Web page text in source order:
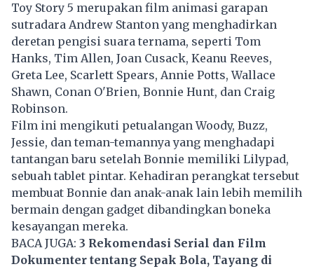
Toy Story 5 merupakan film animasi garapan
sutradara Andrew Stanton yang menghadirkan
deretan pengisi suara ternama, seperti Tom
Hanks, Tim Allen, Joan Cusack, Keanu Reeves,
Greta Lee, Scarlett Spears, Annie Potts, Wallace
Shawn, Conan O'Brien, Bonnie Hunt, dan Craig
Robinson.
Film ini mengikuti petualangan Woody, Buzz,
Jessie, dan teman-temannya yang menghadapi
tantangan baru setelah Bonnie memiliki Lilypad,
sebuah tablet pintar. Kehadiran perangkat tersebut
membuat Bonnie dan anak-anak lain lebih memilih
bermain dengan gadget dibandingkan boneka
kesayangan mereka.
BACA JUGA: 3 Rekomendasi Serial dan Film
Dokumenter tentang Sepak Bola, Tayang di